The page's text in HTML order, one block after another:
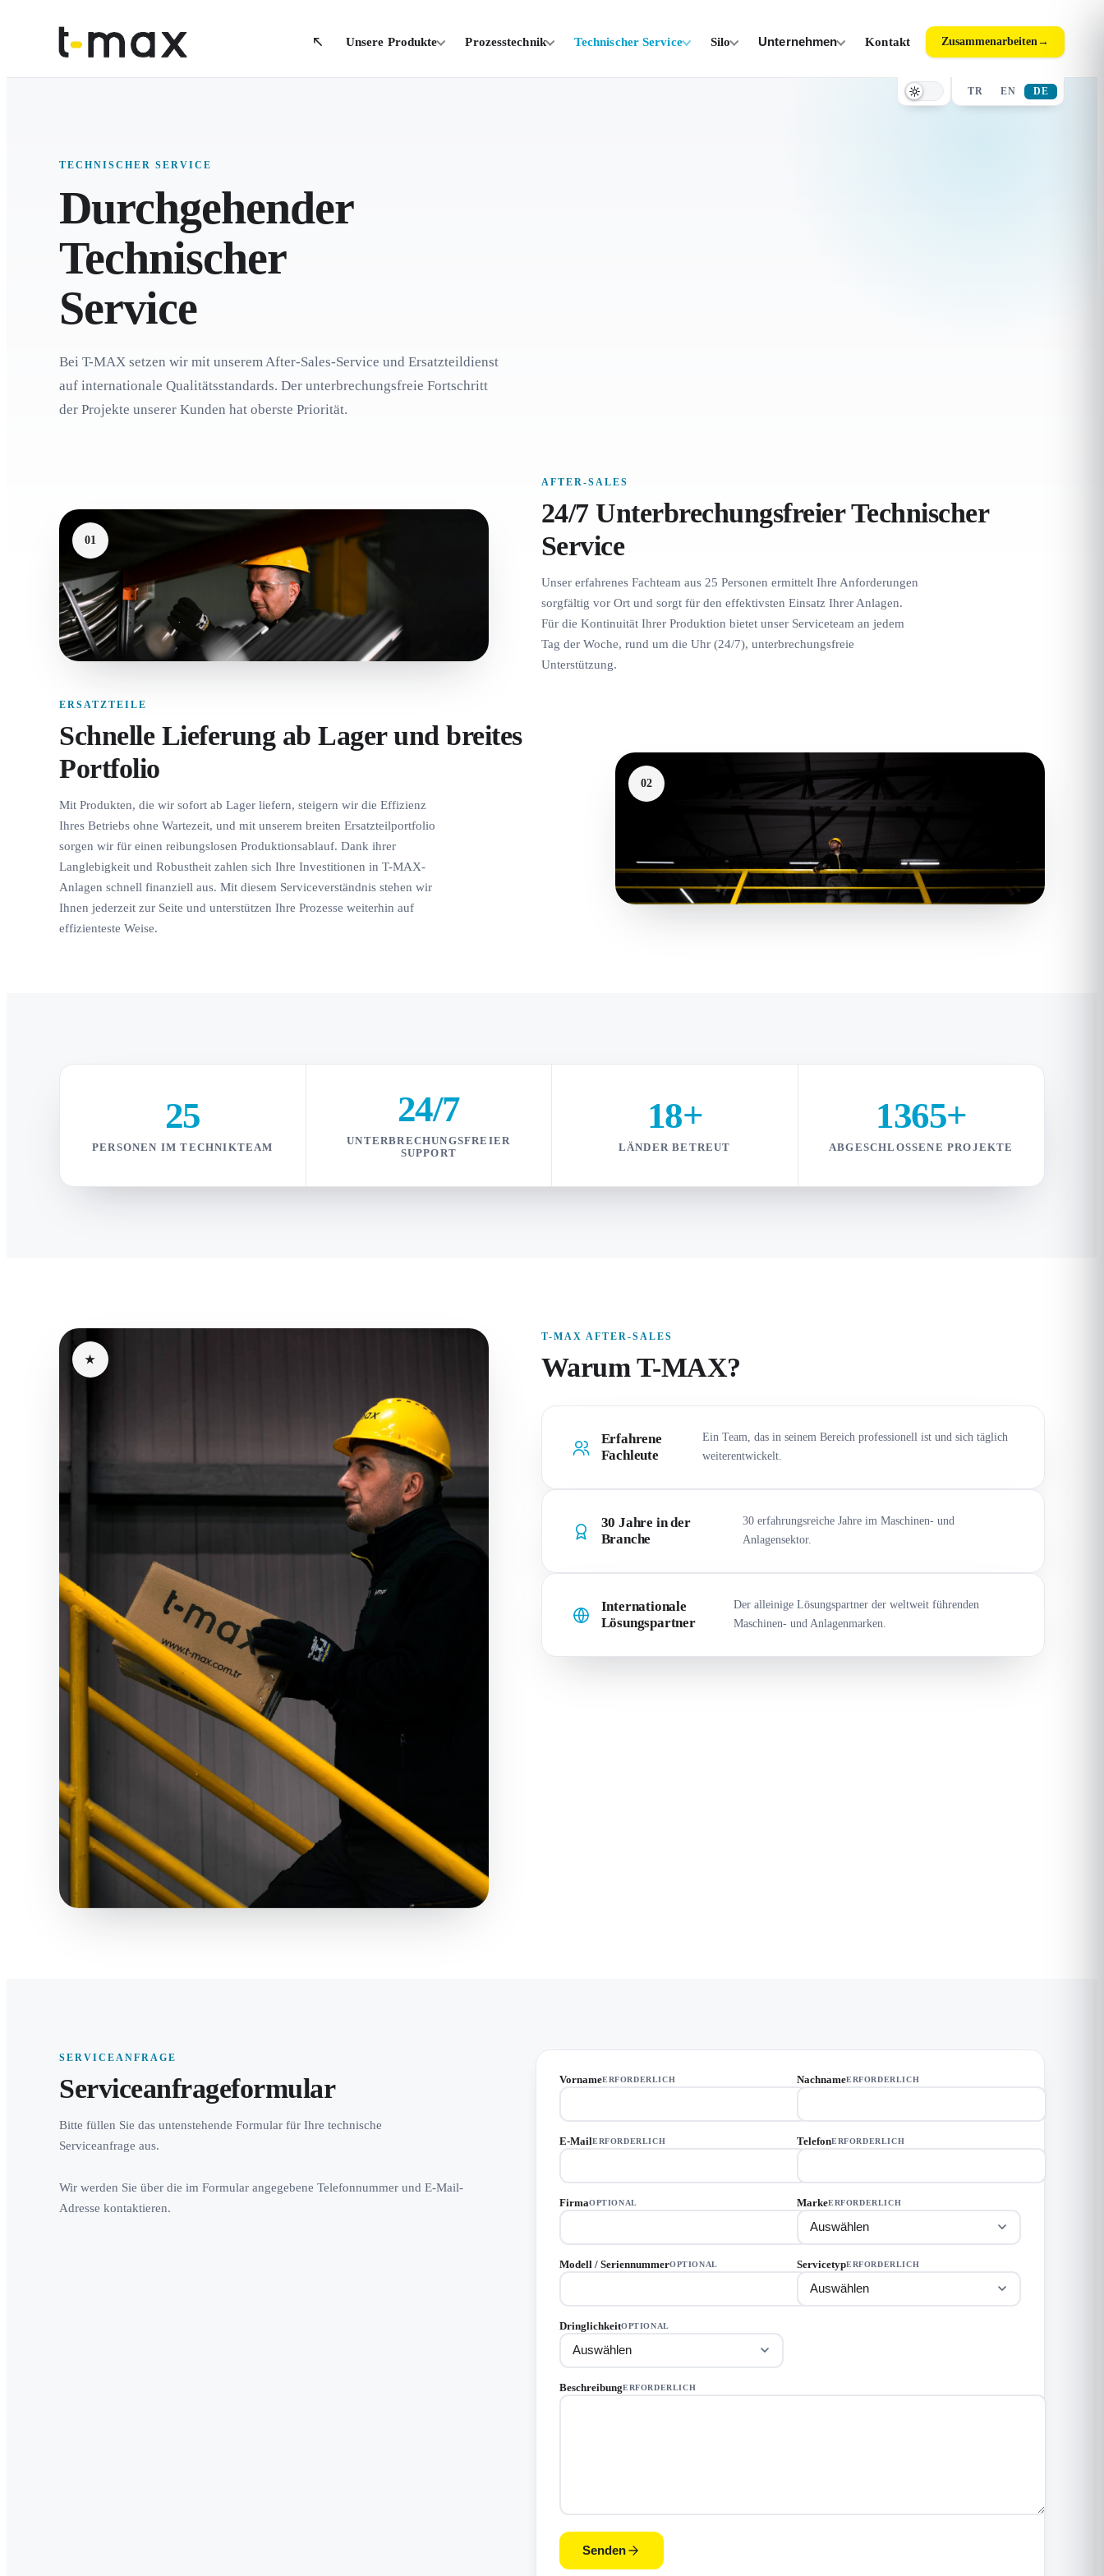
Unsere Produkte Prozesstechnik Technischer Service Silo Unternehmen Kontakt Zusammenarbeiten→
TR EN DE
TECHNISCHER SERVICE
Durchgehender
Technischer
Service
Bei T-MAX setzen wir mit unserem After-Sales-Service und Ersatzteildienst
auf internationale Qualitätsstandards. Der unterbrechungsfreie Fortschritt
der Projekte unserer Kunden hat oberste Priorität.
01
AFTER-SALES
24/7 Unterbrechungsfreier Technischer
Service
Unser erfahrenes Fachteam aus 25 Personen ermittelt Ihre Anforderungen
sorgfältig vor Ort und sorgt für den effektivsten Einsatz Ihrer Anlagen.
Für die Kontinuität Ihrer Produktion bietet unser Serviceteam an jedem
Tag der Woche, rund um die Uhr (24/7), unterbrechungsfreie
Unterstützung.
ERSATZTEILE
Schnelle Lieferung ab Lager und breites
Portfolio
Mit Produkten, die wir sofort ab Lager liefern, steigern wir die Effizienz
Ihres Betriebs ohne Wartezeit, und mit unserem breiten Ersatzteilportfolio
sorgen wir für einen reibungslosen Produktionsablauf. Dank ihrer
Langlebigkeit und Robustheit zahlen sich Ihre Investitionen in T-MAX-
Anlagen schnell finanziell aus. Mit diesem Serviceverständnis stehen wir
Ihnen jederzeit zur Seite und unterstützen Ihre Prozesse weiterhin auf
effizienteste Weise.
02
25
PERSONEN IM TECHNIKTEAM
24/7
UNTERBRECHUNGSFREIER
SUPPORT
18+
LÄNDER BETREUT
1365+
ABGESCHLOSSENE PROJEKTE
★
T-MAX AFTER-SALES
Warum T-MAX?
Erfahrene
Fachleute
Ein Team, das in seinem Bereich professionell ist und sich täglich
weiterentwickelt.
30 Jahre in der
Branche
30 erfahrungsreiche Jahre im Maschinen- und
Anlagensektor.
Internationale
Lösungspartner
Der alleinige Lösungspartner der weltweit führenden
Maschinen- und Anlagenmarken.
SERVICEANFRAGE
Serviceanfrageformular
Bitte füllen Sie das untenstehende Formular für Ihre technische
Serviceanfrage aus.
Wir werden Sie über die im Formular angegebene Telefonnummer und E-Mail-
Adresse kontaktieren.
VornameERFORDERLICH NachnameERFORDERLICH
E-MailERFORDERLICH TelefonERFORDERLICH
FirmaOPTIONAL MarkeERFORDERLICH
Modell / SeriennummerOPTIONAL ServicetypERFORDERLICH
DringlichkeitOPTIONAL
BeschreibungERFORDERLICH
Senden